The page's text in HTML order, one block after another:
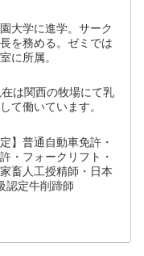
大学に進学。サーク
を務める。ゼミでは
に所属。
は関西の牧場にて乳
て働いています。
】普通自動車免許・
・フォークリフト・
畜人工授精師・日本
認定牛削蹄師